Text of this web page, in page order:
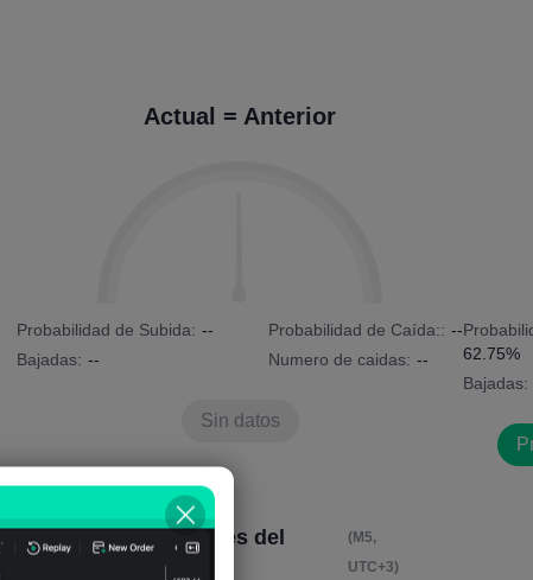
Actual = Anterior
Probabilidad de Subida: --
Bajadas: --
Probabilidad de Caída:: --
Numero de caidas: --
Sin datos
62.75%
Bajadas:
Impacto 4 horas después del
(M5,
UTC+3)